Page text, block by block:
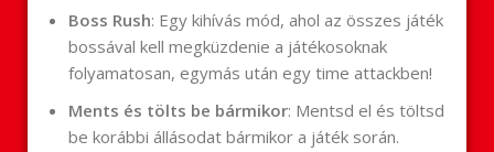
Boss Rush: Egy kihívás mód, ahol az összes játék
bossával kell megküzdenie a játékosoknak
folyamatosan, egymás után egy time attackben!
Ments és tölts be bármikor: Mentsd el és töltsd
be korábbi állásodat bármikor a játék során.